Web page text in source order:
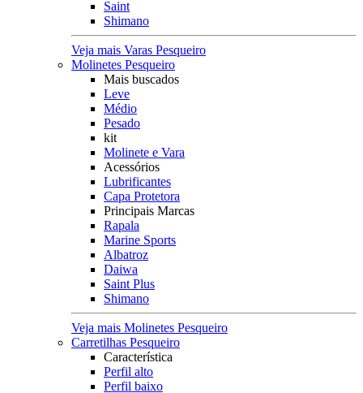
Saint
Shimano
Veja mais Varas Pesqueiro
Molinetes Pesqueiro
Mais buscados
Leve
Médio
Pesado
kit
Molinete e Vara
Acessórios
Lubrificantes
Capa Protetora
Principais Marcas
Rapala
Marine Sports
Albatroz
Daiwa
Saint Plus
Shimano
Veja mais Molinetes Pesqueiro
Carretilhas Pesqueiro
Característica
Perfil alto
Perfil baixo